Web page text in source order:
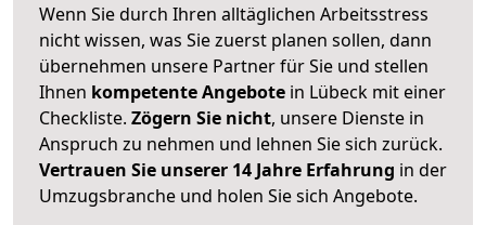
Wenn Sie durch Ihren alltäglichen Arbeitsstress
nicht wissen, was Sie zuerst planen sollen, dann
übernehmen unsere Partner für Sie und stellen
Ihnen kompetente Angebote in Lübeck mit einer
Checkliste. Zögern Sie nicht, unsere Dienste in
Anspruch zu nehmen und lehnen Sie sich zurück.
Vertrauen Sie unserer 14 Jahre Erfahrung in der
Umzugsbranche und holen Sie sich Angebote.